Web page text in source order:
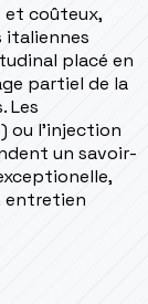
et coûteux,
italiennes
placé en
partiel de la
Les
ou l'injection
un savoir-
entretien